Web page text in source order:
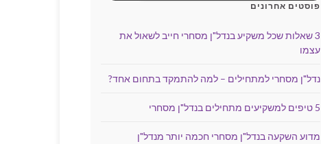
פוסטים אחרונים
3 שאלות שכל משקיע בנדל"ן מסחרי חייב לשאול את
עצמו
נדל"ן מסחרי למתחילים – למה להתמקד בתחום אחד?
5 טיפים למשקיעים מתחילים בנדל"ן מסחרי
מדוע השקעה בנדל"ן מסחרי חכמה יותר מנדל"ן